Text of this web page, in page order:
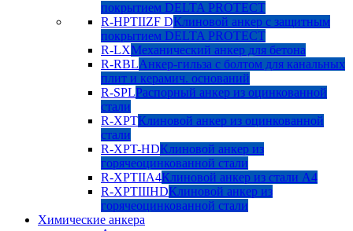
покрытием DELTA PROTECT
R-HPTIIZF DКлиновой анкер с защитным
покрытием DELTA PROTECT
R-LXМеханический анкер для бетона
R-RBLАнкер-гильза с болтом для канальных
плит и керамич. оснований
R-SPLРаспорный анкер из оцинкованной
стали
R-XPTКлиновой анкер из оцинкованной
стали
R-XPT-HDКлиновой анкер из
горячеоцинкованной стали
R-XPTIIA4Клиновой анкер из стали А4
R-XPTIIIHDКлиновой анкер из
горячеоцинкованной стали
Химические анкера